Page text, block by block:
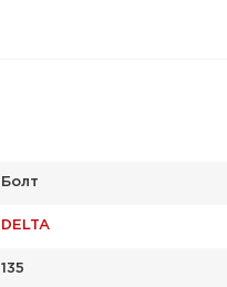
Болт
DELTA
135